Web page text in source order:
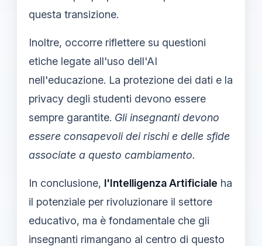
questa transizione.
Inoltre, occorre riflettere su questioni
etiche legate all'uso dell'AI
nell'educazione. La protezione dei dati e la
privacy degli studenti devono essere
sempre garantite. Gli insegnanti devono
essere consapevoli dei rischi e delle sfide
associate a questo cambiamento.
In conclusione, l'Intelligenza Artificiale ha
il potenziale per rivoluzionare il settore
educativo, ma è fondamentale che gli
insegnanti rimangano al centro di questo